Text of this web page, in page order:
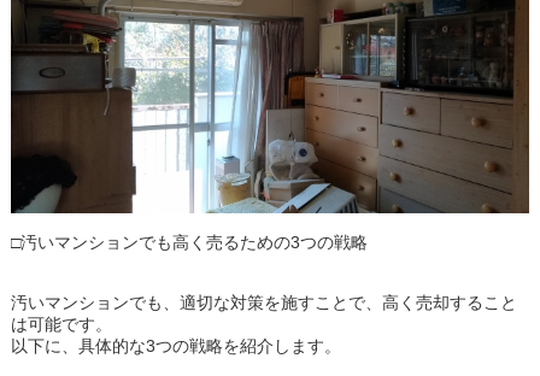
□汚いマンションでも高く売るための3つの戦略
汚いマンションでも、適切な対策を施すことで、高く売却すること
は可能です。
以下に、具体的な3つの戦略を紹介します。